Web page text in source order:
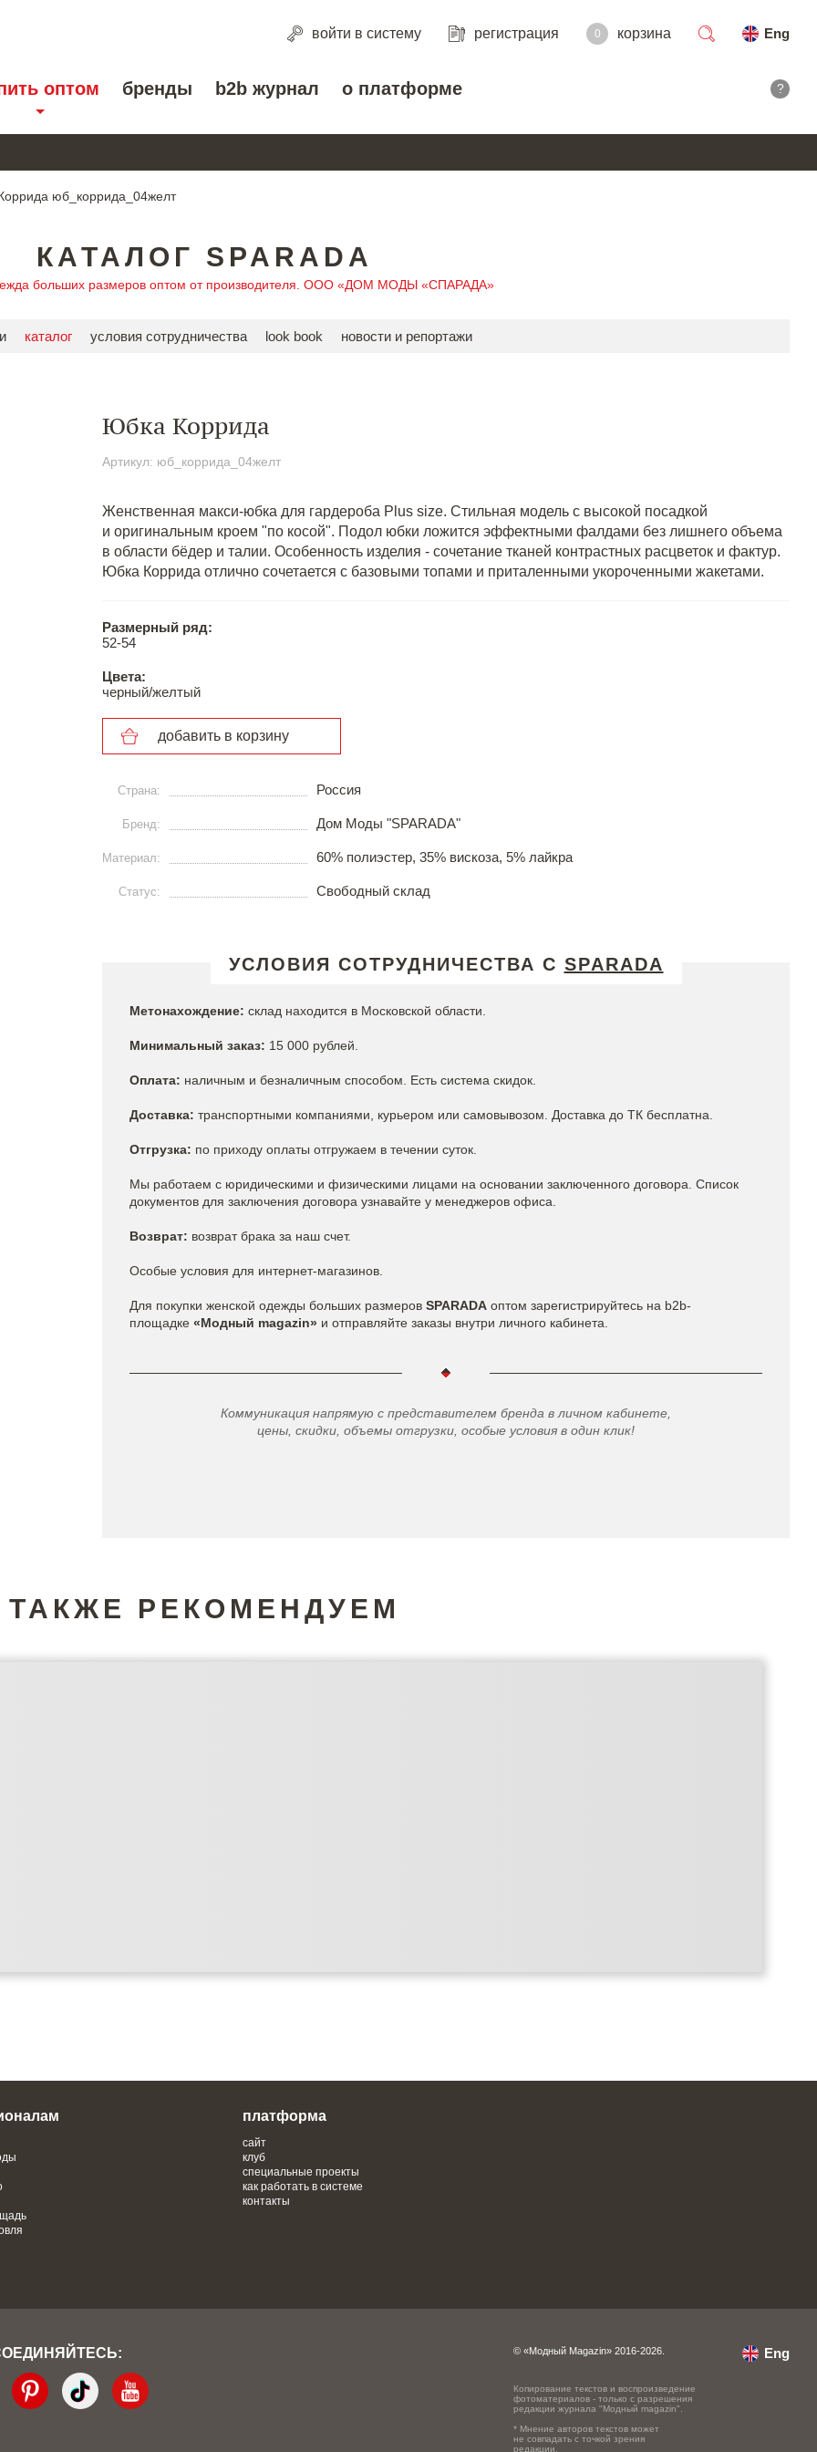
войти в систему регистрация 0 корзина
Eng
оптом бренды b2b журнал о платформе ?
юб_коррида_04желт
КАТАЛОГ SPARADA
больших размеров оптом от производителя. ООО «ДОМ МОДЫ «СПАРАДА»
каталог условия сотрудничества look book новости и репортажи
Юбка Коррида
Артикул: юб_коррида_04желт
Женственная макси-юбка для гардероба Plus size. Стильная модель с высокой посадкой
и оригинальным кроем "по косой". Подол юбки ложится эффектными фалдами без лишнего объема
в области бёдер и талии. Особенность изделия - сочетание тканей контрастных расцветок и фактур.
Юбка Коррида отлично сочетается с базовыми топами и приталенными укороченными жакетами.
Размерный ряд:
52-54
Цвета:
черный/желтый
добавить в корзину
Страна: Россия
Бренд: Дом Моды "SPARADA"
Материал: 60% полиэстер, 35% вискоза, 5% лайкра
Статус: Свободный склад
УСЛОВИЯ СОТРУДНИЧЕСТВА С SPARADA
Метонахождение: склад находится в Московской области.
Минимальный заказ: 15 000 рублей.
Оплата: наличным и безналичным способом. Есть система скидок.
Доставка: транспортными компаниями, курьером или самовывозом. Доставка до ТК бесплатна.
Отгрузка: по приходу оплаты отгружаем в течении суток.
Мы работаем с юридическими и физическими лицами на основании заключенного договора. Список
документов для заключения договора узнавайте у менеджеров офиса.
Возврат: возврат брака за наш счет.
Особые условия для интернет-магазинов.
Для покупки женской одежды больших размеров SPARADA оптом зарегистрируйтесь на b2b-
площадке «Модный magazin» и отправляйте заказы внутри личного кабинета.
Коммуникация напрямую с представителем бренда в личном кабинете,
цены, скидки, объемы отгрузки, особые условия в один клик!
ТАКЖЕ РЕКОМЕНДУЕМ
платформа
сайт
клуб
специальные проекты
как работать в системе
контакты
© «Модный Magazin» 2016-2026.
Копирование текстов и воспроизведение
фотоматериалов - только с разрешения
редакции журнала "Модный magazin".
* Мнение авторов текстов может
не совпадать с точкой зрения
редакции.
Eng